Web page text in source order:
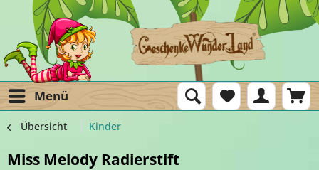
Menü
Übersicht Kinder
Miss Melody Radierstift